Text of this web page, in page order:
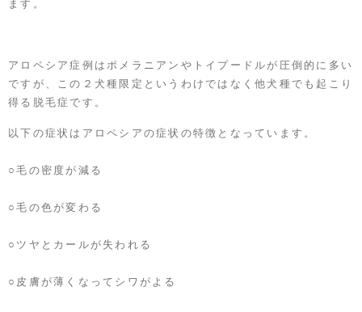
ます。
アロペシア症例はポメラニアンやトイプードルが圧倒的に多い
ですが、この２犬種限定というわけではなく他犬種でも起こり
得る脱毛症です。
以下の症状はアロペシアの症状の特徴となっています。
○毛の密度が減る
○毛の色が変わる
○ツヤとカールが失われる
○皮膚が薄くなってシワがよる